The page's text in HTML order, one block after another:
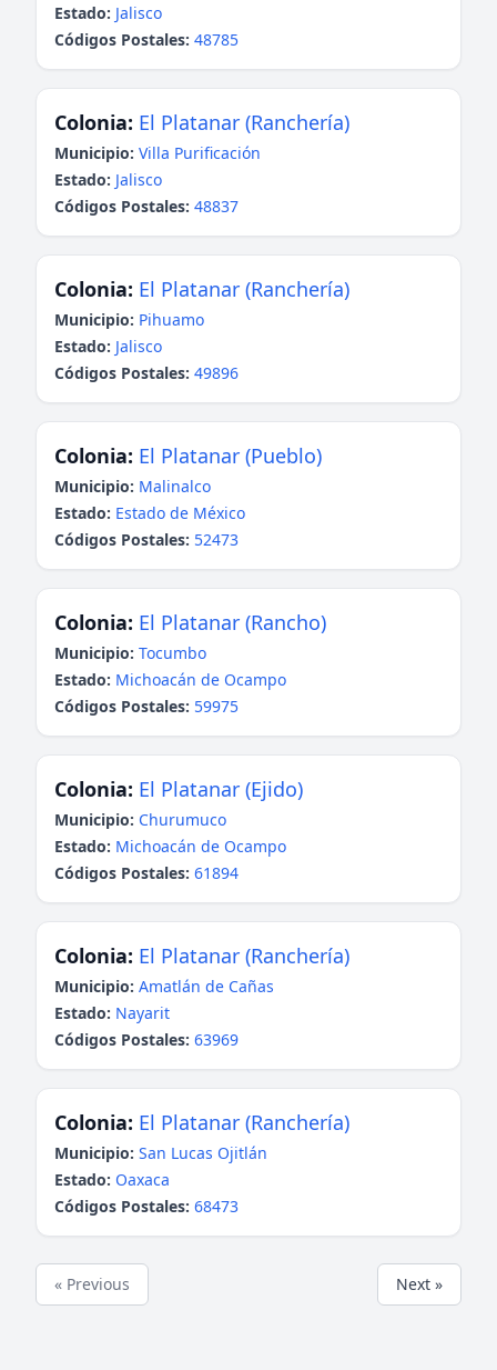
Estado: Jalisco
Códigos Postales: 48785
Colonia: El Platanar (Ranchería)
Municipio: Villa Purificación
Estado: Jalisco
Códigos Postales: 48837
Colonia: El Platanar (Ranchería)
Municipio: Pihuamo
Estado: Jalisco
Códigos Postales: 49896
Colonia: El Platanar (Pueblo)
Municipio: Malinalco
Estado: Estado de México
Códigos Postales: 52473
Colonia: El Platanar (Rancho)
Municipio: Tocumbo
Estado: Michoacán de Ocampo
Códigos Postales: 59975
Colonia: El Platanar (Ejido)
Municipio: Churumuco
Estado: Michoacán de Ocampo
Códigos Postales: 61894
Colonia: El Platanar (Ranchería)
Municipio: Amatlán de Cañas
Estado: Nayarit
Códigos Postales: 63969
Colonia: El Platanar (Ranchería)
Municipio: San Lucas Ojitlán
Estado: Oaxaca
Códigos Postales: 68473
« Previous Next »